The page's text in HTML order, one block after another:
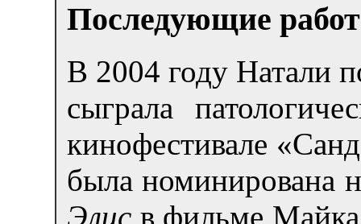
Последующие
В 2004 году Натали
сыграла
кинофестивале
была номинирована
Элис в фильме